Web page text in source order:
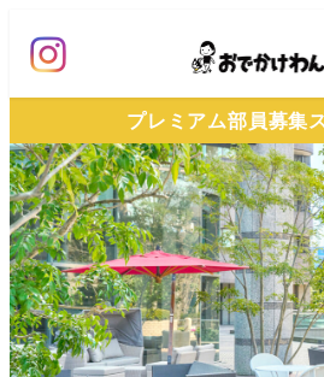
ン
ン
テ
ン
ツ
へ
移
動
プレミアム部員募集